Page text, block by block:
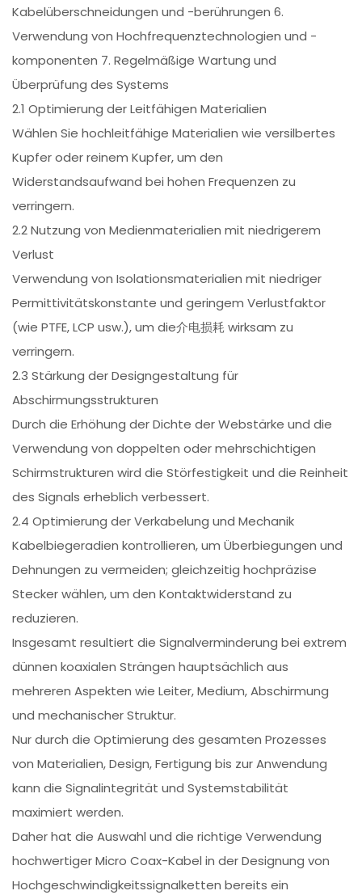
Kabelüberschneidungen und -berührungen 6.
Verwendung von Hochfrequenztechnologien und -
komponenten 7. Regelmäßige Wartung und
Überprüfung des Systems
2.1 Optimierung der Leitfähigen Materialien
Wählen Sie hochleitfähige Materialien wie versilbertes
Kupfer oder reinem Kupfer, um den
Widerstandsaufwand bei hohen Frequenzen zu
verringern.
2.2 Nutzung von Medienmaterialien mit niedrigerem
Verlust
Verwendung von Isolationsmaterialien mit niedriger
Permittivitätskonstante und geringem Verlustfaktor
(wie PTFE, LCP usw.), um die介电损耗 wirksam zu
verringern.
2.3 Stärkung der Designgestaltung für
Abschirmungsstrukturen
Durch die Erhöhung der Dichte der Webstärke und die
Verwendung von doppelten oder mehrschichtigen
Schirmstrukturen wird die Störfestigkeit und die Reinheit
des Signals erheblich verbessert.
2.4 Optimierung der Verkabelung und Mechanik
Kabelbiegeradien kontrollieren, um Überbiegungen und
Dehnungen zu vermeiden; gleichzeitig hochpräzise
Stecker wählen, um den Kontaktwiderstand zu
reduzieren.
Insgesamt resultiert die Signalverminderung bei extrem
dünnen koaxialen Strängen hauptsächlich aus
mehreren Aspekten wie Leiter, Medium, Abschirmung
und mechanischer Struktur.
Nur durch die Optimierung des gesamten Prozesses
von Materialien, Design, Fertigung bis zur Anwendung
kann die Signalintegrität und Systemstabilität
maximiert werden.
Daher hat die Auswahl und die richtige Verwendung
hochwertiger Micro Coax-Kabel in der Designung von
Hochgeschwindigkeitssignalketten bereits ein